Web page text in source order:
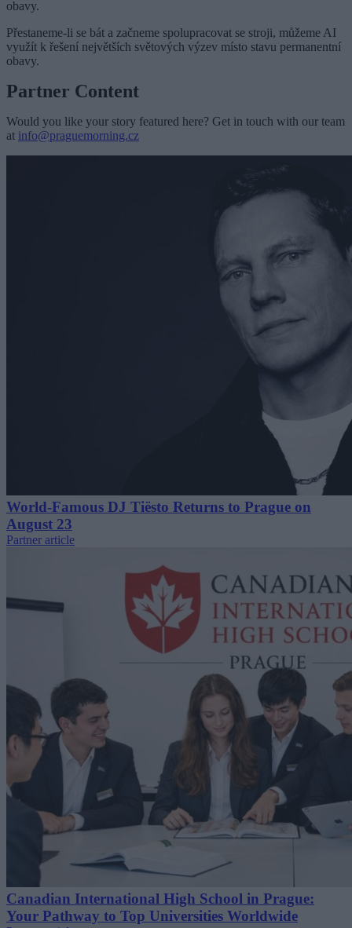
obavy.
Přestaneme-li se bát a začneme spolupracovat se stroji, můžeme AI
využít k řešení největších světových výzev místo stavu permanentní
obavy.
Partner Content
Would you like your story featured here? Get in touch with our team
at info@praguemorning.cz
World-Famous DJ Tiësto Returns to Prague on
August 23
Partner article
Canadian International High School in Prague:
Your Pathway to Top Universities Worldwide